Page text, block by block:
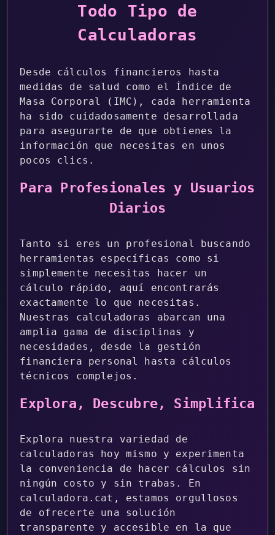
Todo Tipo de
Calculadoras
Desde cálculos financieros hasta
medidas de salud como el Índice de
Masa Corporal (IMC), cada herramienta
ha sido cuidadosamente desarrollada
para asegurarte de que obtienes la
información que necesitas en unos
pocos clics.
Para Profesionales y Usuarios
Diarios
Tanto si eres un profesional buscando
herramientas específicas como si
simplemente necesitas hacer un
cálculo rápido, aquí encontrarás
exactamente lo que necesitas.
Nuestras calculadoras abarcan una
amplia gama de disciplinas y
necesidades, desde la gestión
financiera personal hasta cálculos
técnicos complejos.
Explora, Descubre, Simplifica
Explora nuestra variedad de
calculadoras hoy mismo y experimenta
la conveniencia de hacer cálculos sin
ningún costo y sin trabas. En
calculadora.cat, estamos orgullosos
de ofrecerte una solución
transparente y accesible en la que